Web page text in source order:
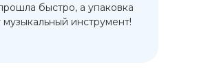
быстро, а упаковка
инструмент!